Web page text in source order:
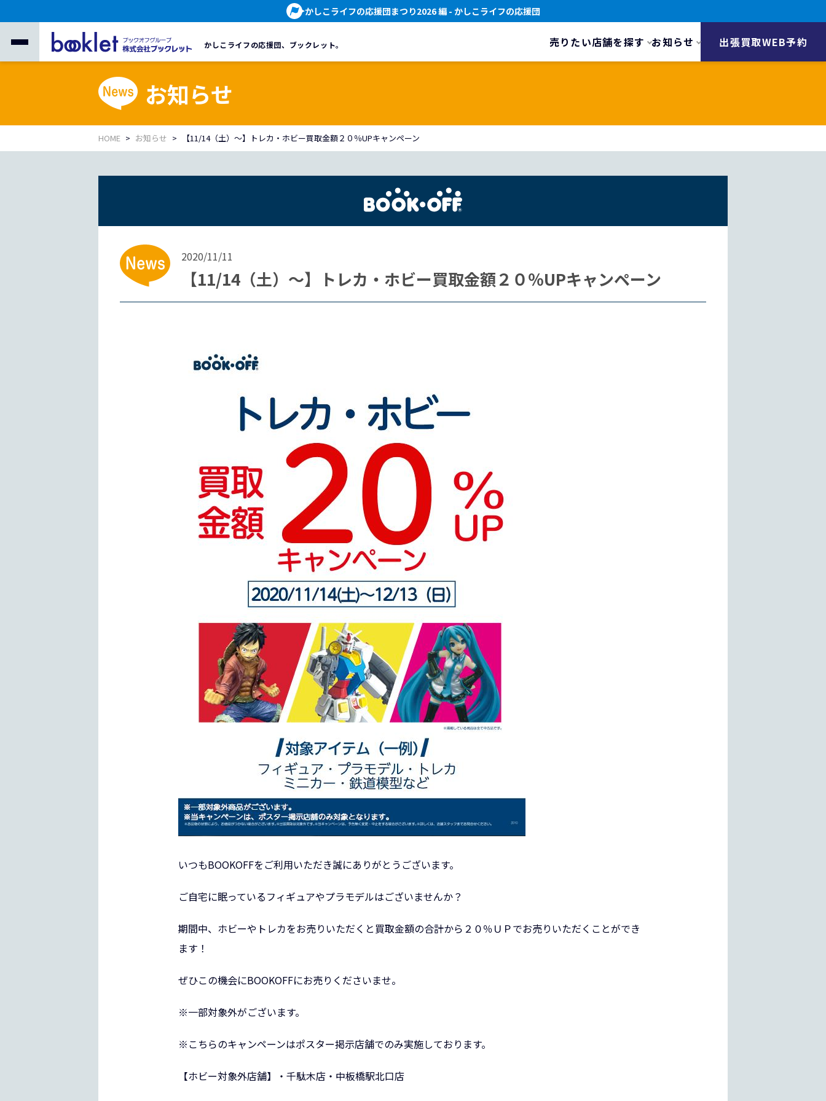
かしこライフの応援団まつり2026 編- かしこライフの応援団
かしこライフの応援団、 ブックレット。 売りたい店舗を探す お知らせ 出張買取WEB予約
お知らせ
HOME お知らせ 【11/14（土）～】トレカ・ホビー買取金額２０％UPキャンペーン
2020/11/11
【11/14（土）～】トレカ・ホビー買取金額２０％UPキャンペーン
いつもBOOKOFFをご利用いただき誠にありがとうございます。
ご自宅に眠っているフィギュアやプラモデルはございませんか？
期間中、ホビーやトレカをお売りいただくと買取金額の合計から２０％ＵＰでお売りいただくことができ
ます！
ぜひこの機会にBOOKOFFにお売りくださいませ。
※一部対象外がございます。
※こちらのキャンペーンはポスター掲示店舗でのみ実施しております。
【ホビー対象外店舗】・千駄木店・中板橋駅北口店